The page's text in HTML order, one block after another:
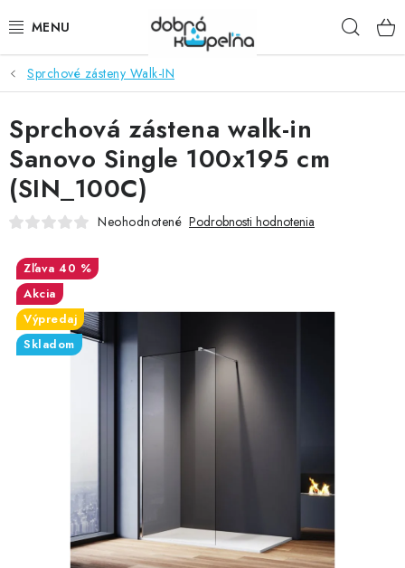
na
SPRCHOVÉ KÚTY
SPRCHOVÉ DVERE
BATÉRIE
VANE
KÚPEĽŇOVÝ NÁBYTOK
DOPLNKY
SANITA
Doprava a Platby
Obchodné podmienky
Reklamačný poriadok
Blog
Sprchové zásteny Walk-IN
Sprchová zástena walk-in
Sanovo Single 100x195 cm
(SIN_100C)
Neohodnotené Podrobnosti hodnotenia
40 %
Akcia
Výpredaj
Skladom